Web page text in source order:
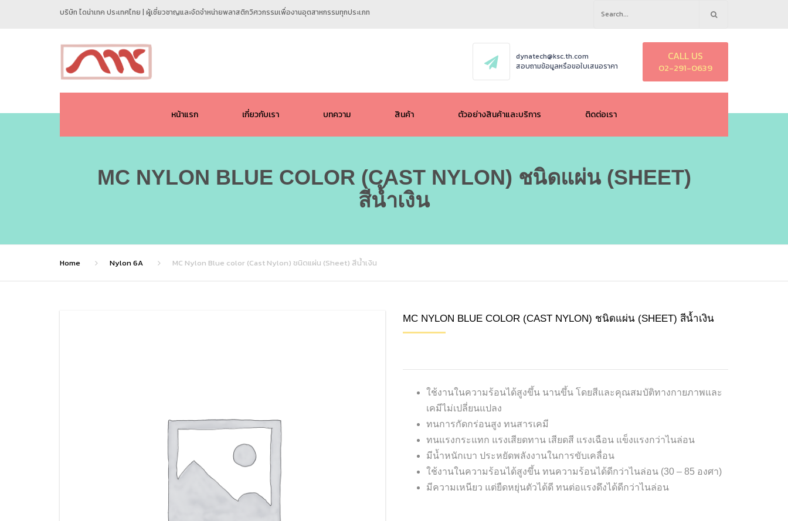
บริษัท ไดน่าเทค ประเทศไทย | ผู้เชี่ยวชาญและจัดจำหน่ายพลาสติกวิศวกรรมเพื่องานอุตสาหกรรมทุกประเภท
Search
for:
dynatech@ksc.th.com
สอบถามข้อมูลหรือขอใบเสนอราคา
CALL US
02-291-0639
หน้าแรก เกี่ยวกับเรา บทความ สินค้า
POM / ACETAL
HMW PE (PE500)
HDPE (PE300)
BAKELITE
MC501 CDR6
ตัวอย่างสินค้าและบริการ ติดต่อเรา
MC NYLON BLUE COLOR (CAST NYLON) ชนิดแผ่น (SHEET)
สีน้ำเงิน
Home Nylon 6A MC Nylon Blue color (Cast Nylon) ชนิดแผ่น (Sheet) สีน้ำเงิน
MC NYLON BLUE COLOR (CAST NYLON) ชนิดแผ่น (SHEET) สีน้ำเงิน
ใช้งานในความร้อนได้สูงขึ้น นานขึ้น โดยสีและคุณสมบัติทางกายภาพและ
เคมีไม่เปลี่ยนแปลง
ทนการกัดกร่อนสูง ทนสารเคมี
ทนแรงกระแทก แรงเสียดทาน เสียดสี แรงเฉือน แข็งแรงกว่าไนล่อน
มีน้ำหนักเบา ประหยัดพลังงานในการขับเคลื่อน
ใช้งานในความร้อนได้สูงขึ้น ทนความร้อนได้ดีกว่าไนล่อน (30 – 85 องศา)
มีความเหนียว แต่ยืดหยุ่นตัวได้ดี ทนต่อแรงดึงได้ดีกว่าไนล่อน